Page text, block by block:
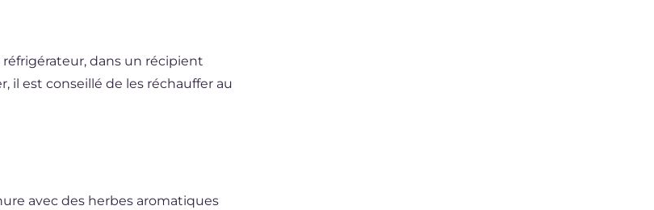
dans un récipient
il est conseillé de les réchauffer au
avec des herbes aromatiques